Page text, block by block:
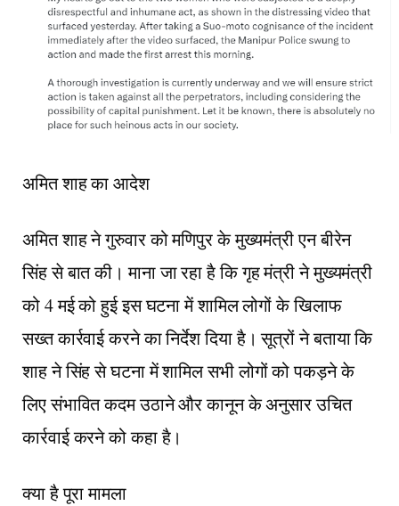
अमित शाह का आदेश
अमित शाह ने गुरुवार को मणिपुर के मुख्यमंत्री एन बीरेन
सिंह से बात की। माना जा रहा है कि गृह मंत्री ने मुख्यमंत्री
को 4 मई को हुई इस घटना में शामिल लोगों के खिलाफ
सख्त कार्रवाई करने का निर्देश दिया है। सूत्रों ने बताया कि
शाह ने सिंह से घटना में शामिल सभी लोगों को पकड़ने के
लिए संभावित कदम उठाने और कानून के अनुसार उचित
कार्रवाई करने को कहा है।
क्या है पूरा मामला